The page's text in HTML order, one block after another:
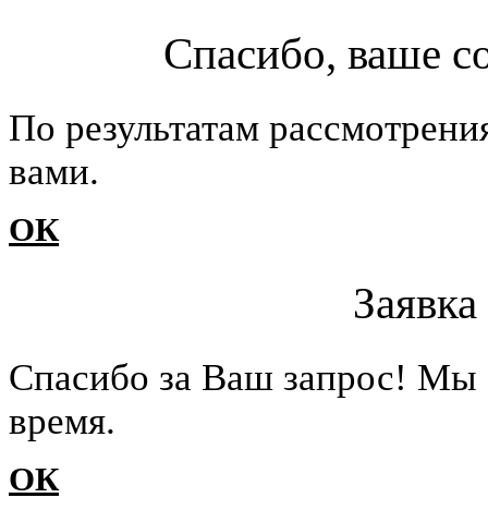
Спасибо, ваше
По результатам
вами.
ОК
Cпасибо за Ваш запрос!
время.
ОК